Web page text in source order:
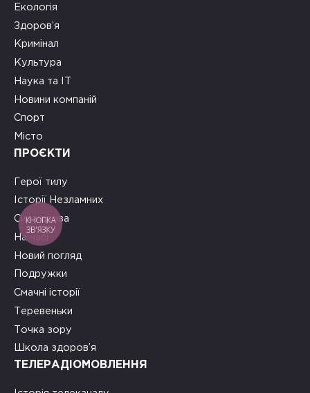
Екологія
Здоров’я
Кримінал
Культура
Наука та ІТ
Новини компаній
Спорт
Місто
ПРОЄКТИ
Герої тилу
Історії Незламних
Сила слова
На часі
Новий погляд
Подружки
Смачні історії
Теревеньки
Точка зору
Школа здоров’я
ТЕЛЕРАДІОМОВЛЕННЯ
КНОПКА
ЗВ'ЯЗКУ